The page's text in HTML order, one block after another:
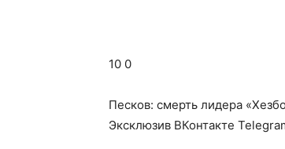
10 0
Песков: смерть лидера
Эксклюзив ВКонтакте